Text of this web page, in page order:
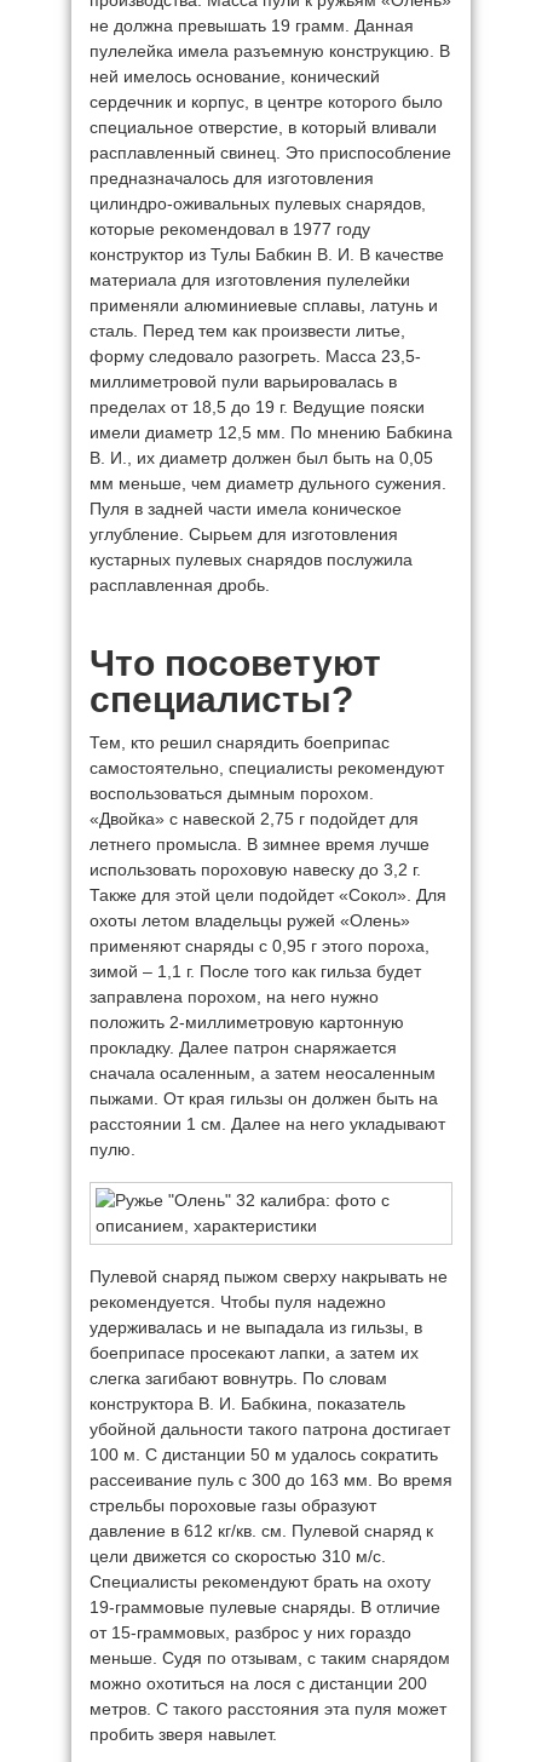
не должна превышать 19 грамм. Данная
пулелейка имела разъемную конструкцию. В
ней имелось основание, конический
сердечник и корпус, в центре которого было
специальное отверстие, в который вливали
расплавленный свинец. Это приспособление
предназначалось для изготовления
цилиндро-оживальных пулевых снарядов,
которые рекомендовал в 1977 году
конструктор из Тулы Бабкин В. И. В качестве
материала для изготовления пулелейки
применяли алюминиевые сплавы, латунь и
сталь. Перед тем как произвести литье,
форму следовало разогреть. Масса 23,5-
миллиметровой пули варьировалась в
пределах от 18,5 до 19 г. Ведущие пояски
имели диаметр 12,5 мм. По мнению Бабкина
В. И., их диаметр должен был быть на 0,05
мм меньше, чем диаметр дульного сужения.
Пуля в задней части имела коническое
углубление. Сырьем для изготовления
кустарных пулевых снарядов послужила
расплавленная дробь.
Что посоветуют
специалисты?
Тем, кто решил снарядить боеприпас
самостоятельно, специалисты рекомендуют
воспользоваться дымным порохом.
«Двойка» с навеской 2,75 г подойдет для
летнего промысла. В зимнее время лучше
использовать пороховую навеску до 3,2 г.
Также для этой цели подойдет «Сокол». Для
охоты летом владельцы ружей «Олень»
применяют снаряды с 0,95 г этого пороха,
зимой – 1,1 г. После того как гильза будет
заправлена порохом, на него нужно
положить 2-миллиметровую картонную
прокладку. Далее патрон снаряжается
сначала осаленным, а затем неосаленным
пыжами. От края гильзы он должен быть на
расстоянии 1 см. Далее на него укладывают
пулю.
Пулевой снаряд пыжом сверху накрывать не
рекомендуется. Чтобы пуля надежно
удерживалась и не выпадала из гильзы, в
боеприпасе просекают лапки, а затем их
слегка загибают вовнутрь. По словам
конструктора В. И. Бабкина, показатель
убойной дальности такого патрона достигает
100 м. С дистанции 50 м удалось сократить
рассеивание пуль с 300 до 163 мм. Во время
стрельбы пороховые газы образуют
давление в 612 кг/кв. см. Пулевой снаряд к
цели движется со скоростью 310 м/с.
Специалисты рекомендуют брать на охоту
19-граммовые пулевые снаряды. В отличие
от 15-граммовых, разброс у них гораздо
меньше. Судя по отзывам, с таким снарядом
можно охотиться на лося с дистанции 200
метров. С такого расстояния эта пуля может
пробить зверя навылет.